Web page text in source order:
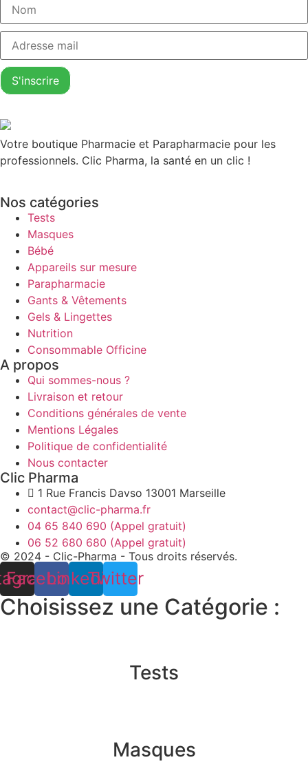
Votre boutique Pharmacie et Parapharmacie pour les
professionnels. Clic Pharma, la santé en un clic !
Nos catégories
Tests
Masques
Bébé
Appareils sur mesure
Parapharmacie
Gants & Vêtements
Gels & Lingettes
Nutrition
Consommable Officine
A propos
Qui sommes-nous ?
Livraison et retour
Conditions générales de vente
Mentions Légales
Politique de confidentialité
Nous contacter
Clic Pharma
1 Rue Francis Davso 13001 Marseille
contact@clic-pharma.fr
04 65 840 690 (Appel gratuit)
06 52 680 680 (Appel gratuit)
© 2024 - Clic-Pharma - Tous droits réservés.
Facebook
LinkedinTwitter
Choisissez une Catégorie :
Tests
Masques